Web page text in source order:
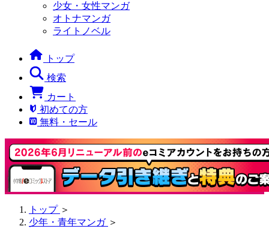
少女・女性マンガ
オトナマンガ
ライトノベル
トップ
検索
カート
初めての方
無料・セール
トップ ＞
少年・青年マンガ ＞